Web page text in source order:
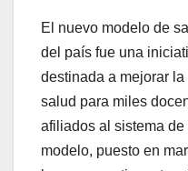
El nuevo modelo de
del país fue una
destinada a mejorar
salud para miles
afiliados al sistema de
modelo, puesto en